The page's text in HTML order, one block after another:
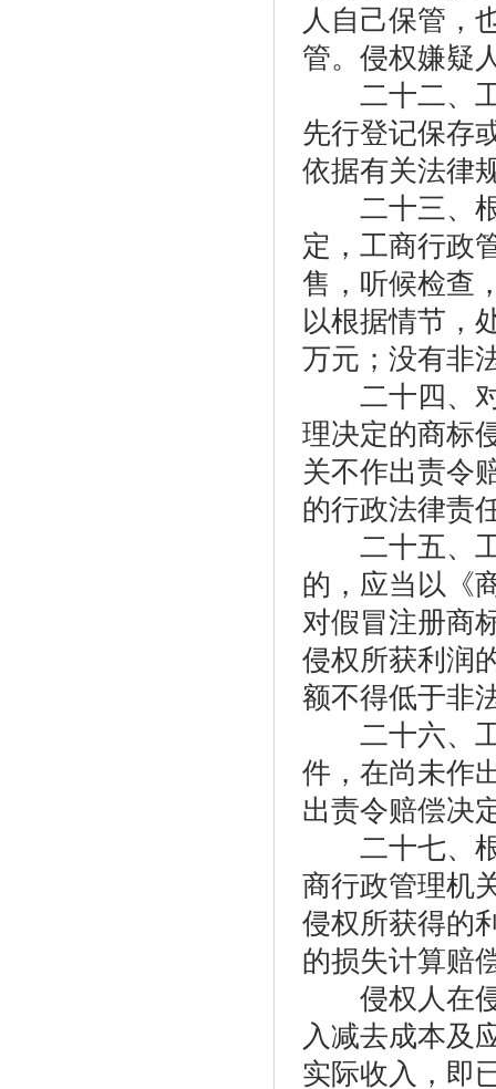
人自己保管，
管。侵权嫌疑
二十二、工
先行登记保存
依据有关法律
二十三、根
定，工商行政
售，听候检查
以根据情节，
万元；没有非
二十四、对
理决定的商标
关不作出责令
的行政法律责
二十五、工
的，应当以《
对假冒注册商
侵权所获利润
额不得低于非
二十六、工
件，在尚未作
出责令赔偿决
二十七、根
商行政管理机
侵权所获得的
的损失计算赔
侵权人在侵
入减去成本及
实际收入，即